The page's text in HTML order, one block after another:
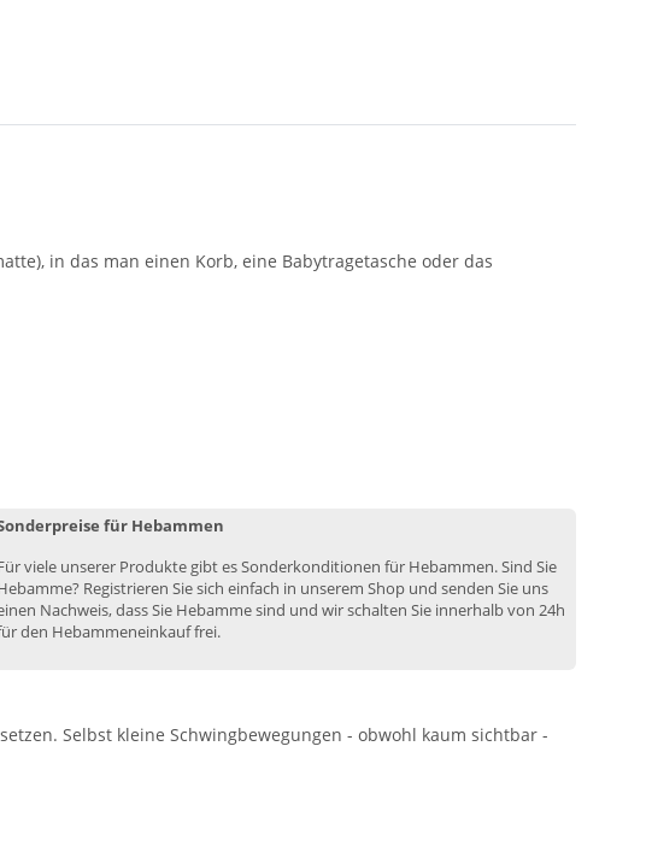
in das man einen Korb, eine Babytragetasche oder das
für Hebammen
viele unserer Produkte gibt es Sonderkonditionen für Hebammen. Sind Sie
Registrieren Sie sich einfach in unserem Shop und senden Sie uns
Nachweis, dass Sie Hebamme sind und wir schalten Sie innerhalb von 24h
den Hebammeneinkauf frei.
Selbst kleine Schwingbewegungen - obwohl kaum sichtbar -